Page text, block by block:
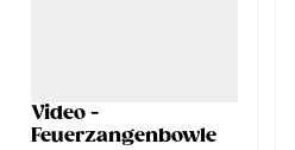
Video -
Feuerzangenbowle